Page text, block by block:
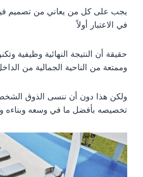
يجب على كل من يعاني من تصميم
في الاعتبار أولاً
حقيقة أن النتيجة النهائية وظيفية
وممتعة من الناحية الجمالية من
ولكن هذا دون أن ننسى الذوق
تخصيصه بأفضل ما في وسعه وبناءه